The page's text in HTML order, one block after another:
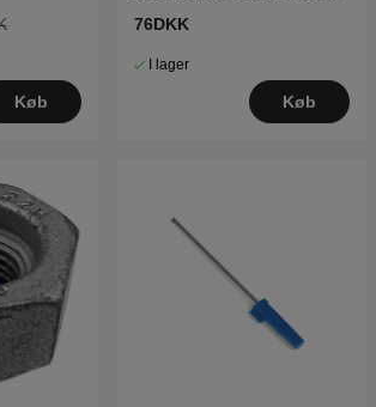
Køb
76DKK
I lager
Køb